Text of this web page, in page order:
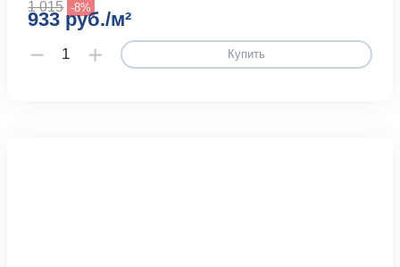
1 015 -8%
933 руб./м²
Купить